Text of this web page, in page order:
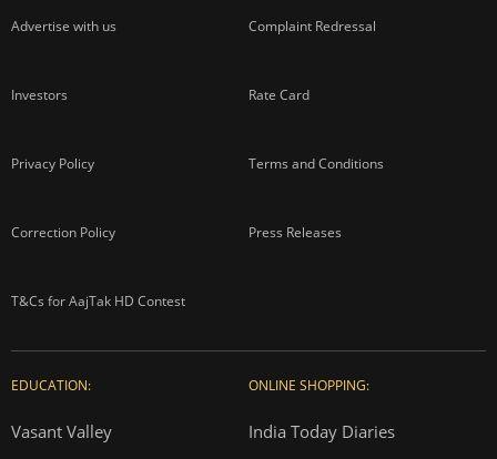
Advertise with us Complaint Redressal
Investors Rate Card
Privacy Policy Terms and Conditions
Correction Policy Press Releases
T&Cs for AajTak HD Contest
EDUCATION:
Vasant Valley
ONLINE SHOPPING:
India Today Diaries